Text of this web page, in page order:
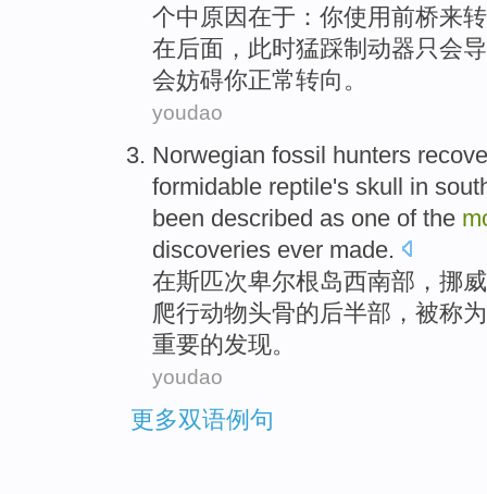
个中原因在于： 你使用前桥来
在后面 ，此时猛踩制动器只会
会妨碍你正常转向。
youdao
Norwegian fossil hunters
formidable reptile's skull in
been described as one ofthe
discoveries ever made.
在斯匹次卑尔根岛西南部 ， 挪威
爬行动物头骨的 后半部 ， 被称为
重要的发现。
youdao
更多双语例句